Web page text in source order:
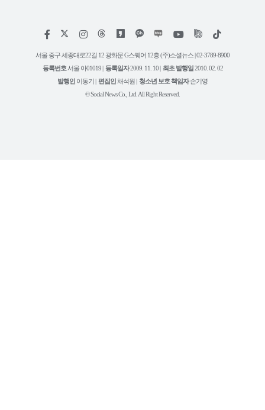
페
스
인
타
램
위
트
유
튜
틱
서울 중구 세종대로22길 12 광화문 G스퀘어 12층 (주)소셜뉴스 | 02-3789-8900
등록번호 서울 아01019 | 등록일자2009. 11. 10 | 최초 발행일 2010. 02. 02
발행인 이동기 | 편집인 채석원 | 청소년 보호 책임자손기영
© Social News Co., Ltd. All Right Reserved.